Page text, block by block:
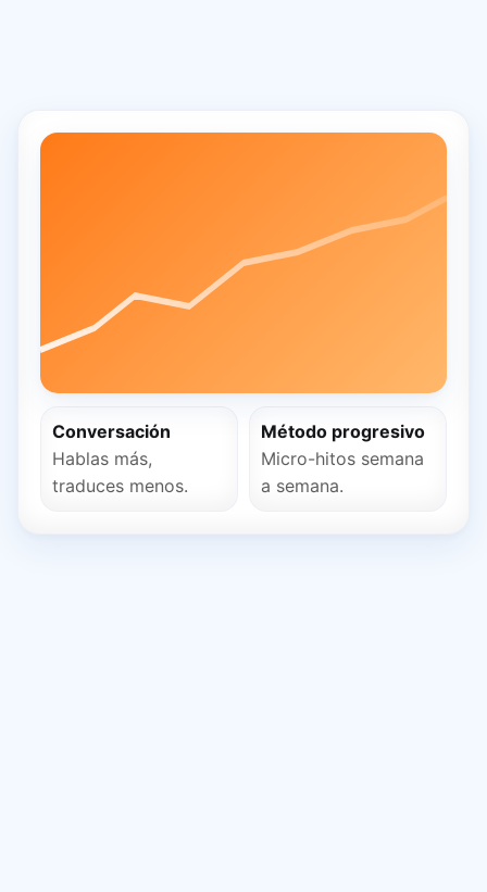
Conversación
Hablas más,
traduces menos.
Método progresivo
Micro-hitos semana
a semana.